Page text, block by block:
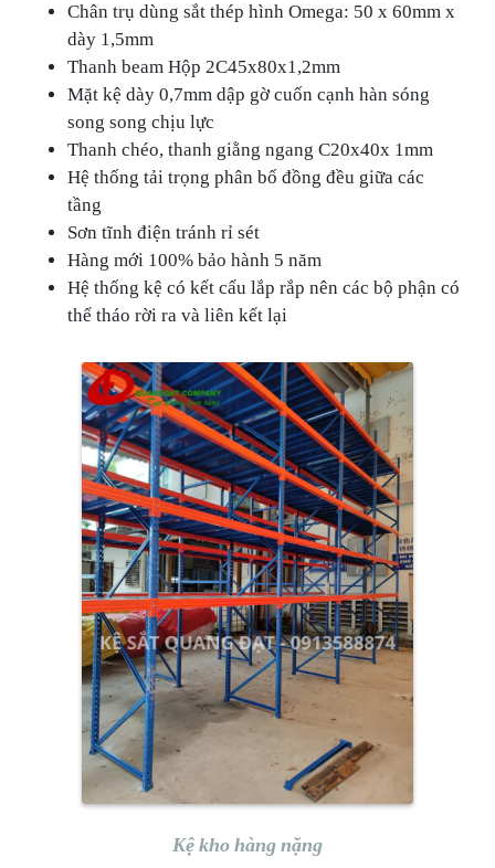
Chân trụ dùng sắt thép hình Omega: 50 x 60mm x
dày 1,5mm
Thanh beam Hộp 2C45x80x1,2mm
Mặt kệ dày 0,7mm dập gờ cuốn cạnh hàn sóng
song song chịu lực
Thanh chéo, thanh giằng ngang C20x40x 1mm
Hệ thống tải trọng phân bố đồng đều giữa các
tầng
Sơn tĩnh điện tránh rỉ sét
Hàng mới 100% bảo hành 5 năm
Hệ thống kệ có kết cấu lắp rắp nên các bộ phận có
thể tháo rời ra và liên kết lại
Kệ kho hàng nặng